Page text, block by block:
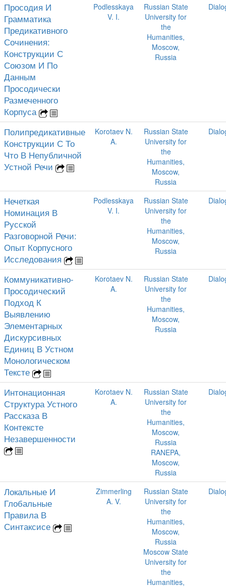
Просодия И
Грамматика
Предикативного
Сочинения:
Конструкции С
Союзом И По
Данным
Просодически
Размеченного
Корпуса
Podlesskaya
V. I.
Russian State
University for
the
Humanities,
Moscow,
Russia
Полипредикативные
Конструкции С То
Что В Непубличной
Устной Речи
Korotaev N.
A.
Russian State
University for
the
Humanities,
Moscow,
Russia
Нечеткая
Номинация В
Русской
Разговорной Речи:
Опыт Корпусного
Исследования
Podlesskaya
V. I.
Russian State
University for
the
Humanities,
Moscow,
Russia
Коммуникативно-
Просодический
Подход К
Выявлению
Элементарных
Дискурсивных
Единиц В Устном
Монологическом
Тексте
Korotaev N.
A.
Russian State
University for
the
Humanities,
Moscow,
Russia
Интонационная
Структура Устного
Рассказа В
Контексте
Незавершенности
Korotaev N.
A.
Russian State
University for
the
Humanities,
Moscow,
Russia
RANEPA,
Moscow,
Russia
Локальные И
Глобальные
Правила В
Синтаксисе
Zimmerling
A. V.
Russian State
University for
the
Humanities,
Moscow,
Russia
Moscow State
University for
the
Humanities,